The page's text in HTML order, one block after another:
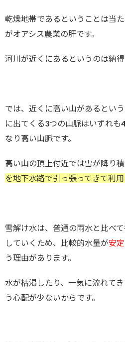
乾燥地帯であるということは当
がオアシス農業の肝です。
河川が近くにあるというのは納得
では、近くに高い山があるとい
に出てくる3つの山脈はいずれ
なり高い山脈です。
高い山の頂上付近では雪が降り
を地下水路で引っ張ってきて利
雪解け水は、普通の雨水と比べ
していくため、比較的水量が安定
う理由があります。
水が枯渇したり、一気に流れて
う心配が少ないからです。